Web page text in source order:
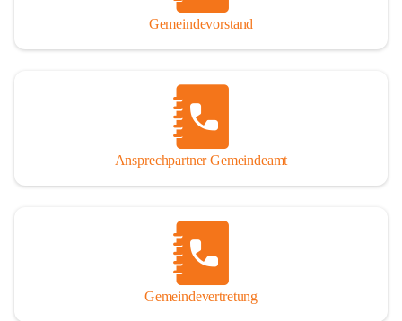
Gemeindevorstand
Ansprechpartner Gemeindeamt
Gemeindevertretung